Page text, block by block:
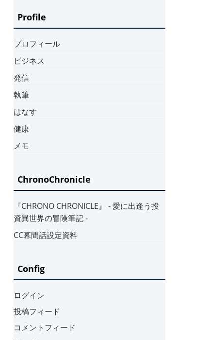
Profile
プロフィール
ビジネス
発信
執筆
はなす
健康
メモ
ChronoChronicle
『CHRONO CHRONICLE』 ‐ 愛に出逢う投
資異世界の冒険筆記 ‐
CC幕間話設定資料
Config
ログイン
投稿フィード
コメントフィード